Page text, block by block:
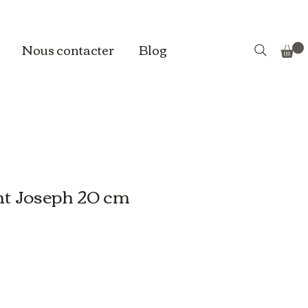
Nous contacter Blog
Joseph 20 cm